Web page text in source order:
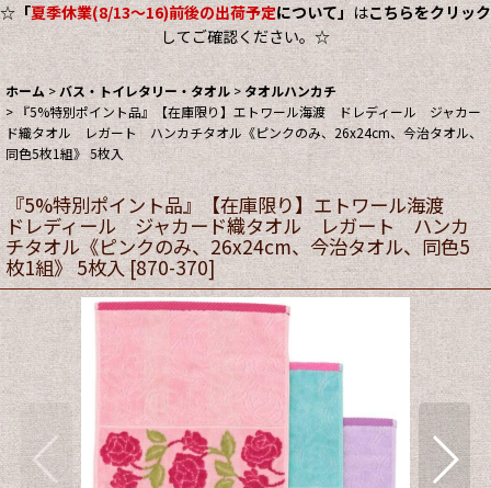
☆「夏季休業(8/13～16)前後の出荷予定について」はこちらをクリック
してご確認ください。☆
ホーム > バス・トイレタリー・タオル >タオルハンカチ
> 『5%特別ポイント品』【在庫限り】エトワール海渡 ドレディール ジャカー
ド織タオル レガート ハンカチタオル《ピンクのみ、26x24cm、今治タオル、
同色5枚1組》 5枚入
『5%特別ポイント品』【在庫限り】エトワール海渡
ドレディール ジャカード織タオル レガート ハンカ
チタオル《ピンクのみ、26x24cm、今治タオル、同色5
枚1組》 5枚入[870-370]